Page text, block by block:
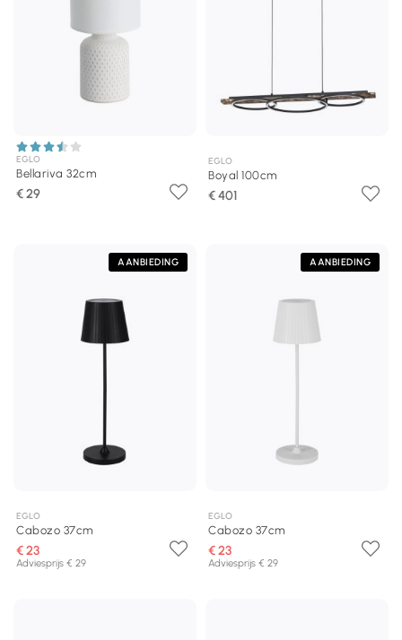
EGLO
Bellariva 32cm
€ 29
EGLO
Boyal 100cm
€ 401
AANBIEDING
EGLO
Cabozo 37cm
€ 23
Adviesprijs € 29
AANBIEDING
EGLO
Cabozo 37cm
€ 23
Adviesprijs € 29